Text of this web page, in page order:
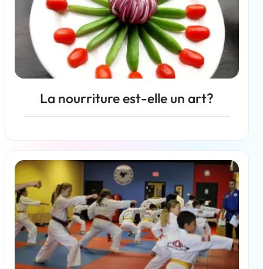
La nourriture est-elle un art?
En savoir plus